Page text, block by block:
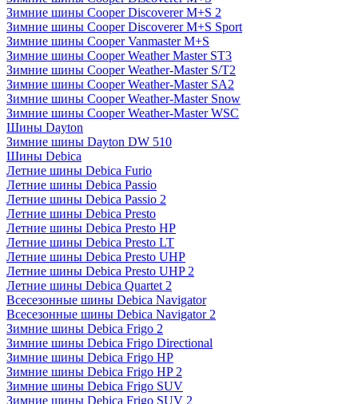
Зимние шины Cooper Discoverer M+S 2
Зимние шины Cooper Discoverer M+S Sport
Зимние шины Cooper Vanmaster M+S
Зимние шины Cooper Weather Master ST3
Зимние шины Cooper Weather-Master S/T2
Зимние шины Cooper Weather-Master SA2
Зимние шины Cooper Weather-Master Snow
Зимние шины Cooper Weather-Master WSC
Шины Dayton
Зимние шины Dayton DW 510
Шины Debica
Летние шины Debica Furio
Летние шины Debica Passio
Летние шины Debica Passio 2
Летние шины Debica Presto
Летние шины Debica Presto HP
Летние шины Debica Presto LT
Летние шины Debica Presto UHP
Летние шины Debica Presto UHP 2
Летние шины Debica Quartet 2
Всесезонные шины Debica Navigator
Всесезонные шины Debica Navigator 2
Зимние шины Debica Frigo 2
Зимние шины Debica Frigo Directional
Зимние шины Debica Frigo HP
Зимние шины Debica Frigo HP 2
Зимние шины Debica Frigo SUV
Зимние шины Debica Frigo SUV 2